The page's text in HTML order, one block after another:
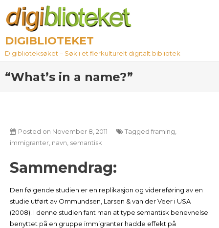
content
DIGIBLIOTEKET
Digiblioteksøket – Søk i et flerkulturelt digitalt bibliotek
“What’s in a name?”
Posted on November 8, 2011 Tagged framing
immigranter navn semantisk
Sammendrag:
Den følgende studien er en replikasjon og videreføring av en
studie utført av Ommundsen, Larsen & van der Veer i USA
(2008). I denne studien fant man at type semantisk benevnelse
benyttet på en gruppe immigranter hadde effekt på